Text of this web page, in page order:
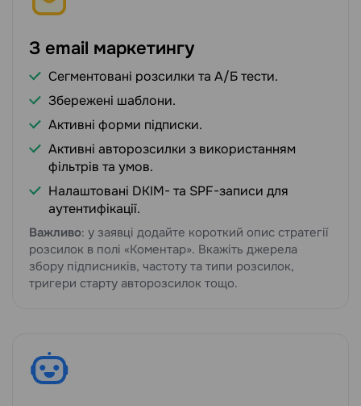
З email маркетингу
Сегментовані розсилки та А/Б тести.
Збережені шаблони.
Активні форми підписки.
Активні авторозсилки з використанням
фільтрів та умов.
Налаштовані DKIM- та SPF-записи для
аутентифікації.
Важливо: у заявці додайте короткий опис стратегії
розсилок в полі «Коментар». Вкажіть джерела
збору підписників, частоту та типи розсилок,
тригери старту авторозсилок тощо.